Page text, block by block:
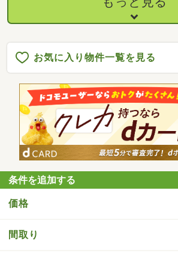
お気に入り物件一覧を見る
条件を追加する
価格
間取り